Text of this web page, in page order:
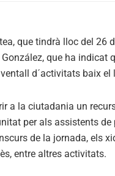
que tindrà lloc del 26
que ha indicat
d´activitats baix el
a la ciutadania un
per als assistents
de la jornada, els
entre altres activitats.